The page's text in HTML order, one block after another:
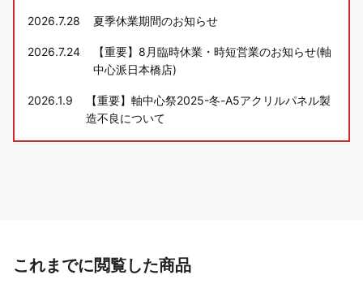
2026.7.28 夏季休業期間のお知らせ
2026.7.24
【重要】8月臨時休業・時短営業のお知らせ(軸
中心派日本橋店)
2026.1.9
【重要】軸中心祭2025-冬-A5アクリルパネル製
造不良について
これまでに閲覧した商品